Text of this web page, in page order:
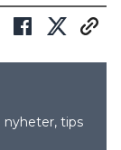
nyheter, tips